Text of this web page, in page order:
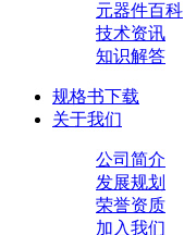
元器件百科
技术资讯
知识解答
规格书下载
关于我们
公司简介
发展规划
荣誉资质
加入我们